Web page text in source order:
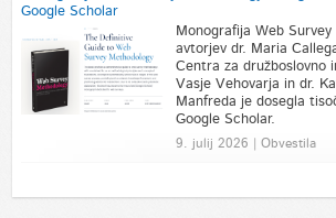
Google Scholar
Monografija Web
avtorjev dr. Maria
Centra za družboslovno
Vasje Vehovarja in dr.
Manfreda je dosegla
Google Scholar.
9. julij 2026 | Obvestila